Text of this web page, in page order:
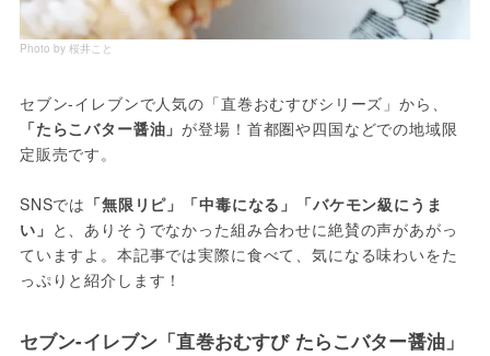
Photo by 桜井こと
セブン-イレブンで人気の「直巻おむすびシリーズ」から、
「たらこバター醤油」が登場！首都圏や四国などでの地域限
定販売です。
SNSでは 「無限リピ」「中毒になる」「バケモン級にうま
い」 と、ありそうでなかった組み合わせに絶賛の声があがっ
ていますよ。本記事では実際に食べて、気になる味わいをた
っぷりと紹介します！
セブン-イレブン「直巻おむすび たらこバター醤油」